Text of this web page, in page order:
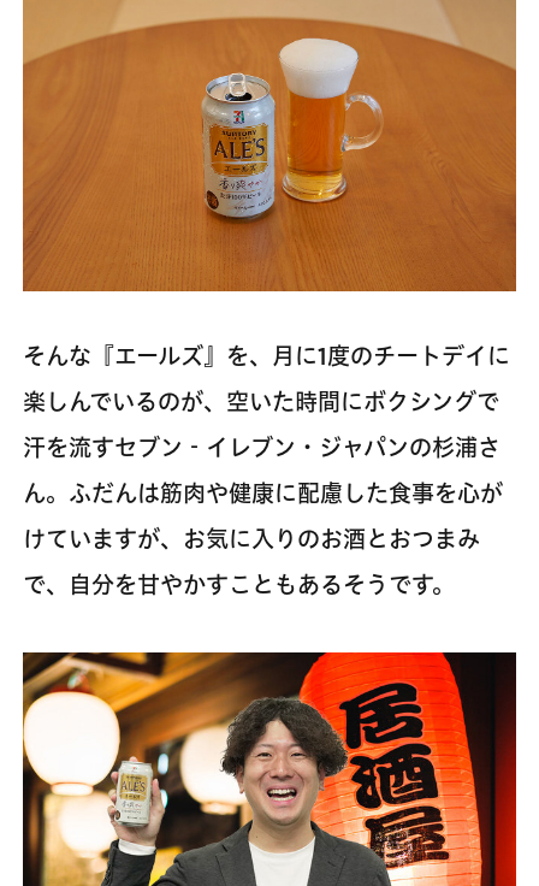
そんな『エールズ』を、月に1度のチートデイに
楽しんでいるのが、空いた時間にボクシングで
汗を流すセブン‐イレブン・ジャパンの杉浦さ
ん。ふだんは筋肉や健康に配慮した食事を心が
けていますが、お気に入りのお酒とおつまみ
で、自分を甘やかすこともあるそうです。